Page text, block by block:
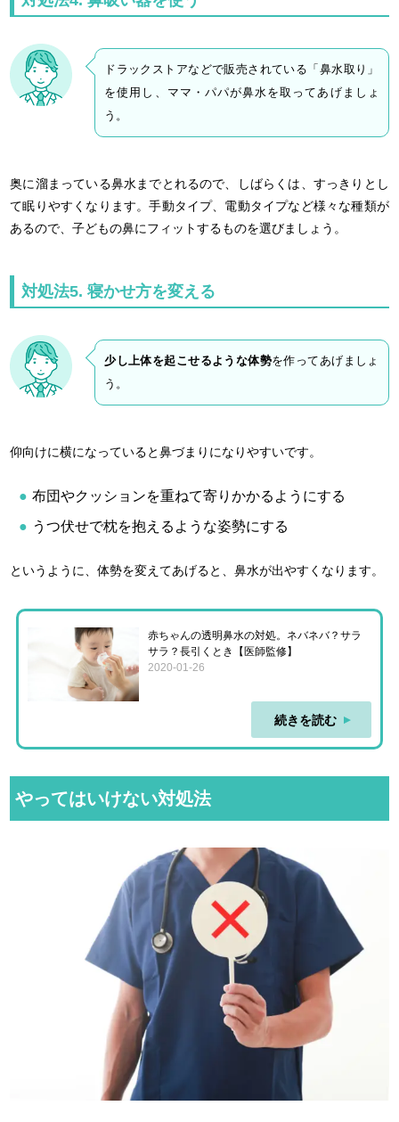
ドラックストアなどで販売されている「鼻水取り」
を使用し、ママ・パパが鼻水を取ってあげましょ
う。
奥に溜まっている鼻水までとれるので、しばらくは、すっきりとし
て眠りやすくなります。手動タイプ、電動タイプなど様々な種類が
あるので、子どもの鼻にフィットするものを選びましょう。
対処法5. 寝かせ方を変える
少し上体を起こせるような体勢を作ってあげましょ
う。
仰向けに横になっていると鼻づまりになりやすいです。
布団やクッションを重ねて寄りかかるようにする
うつ伏せで枕を抱えるような姿勢にする
というように、体勢を変えてあげると、鼻水が出やすくなります。
赤ちゃんの透明鼻水の対処。ネバネバ？サラ
サラ？長引くとき【医師監修】
2020-01-26
続きを読む
やってはいけない対処法